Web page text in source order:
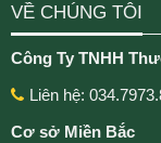
VỀ CHÚNG TÔI
Công Ty TNHH
Liên hệ:
Cơ sở Miền Bắc